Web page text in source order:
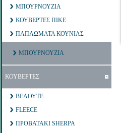
ΜΠΟΥΡΝΟΥΖΙΑ
ΚΟΥΒΕΡΤΕΣ ΠΙΚΕ
ΠΑΠΛΩΜΑΤΑ ΚΟΥΝΙΑΣ
ΜΠΟΥΡΝΟΥΖΙΑ
ΚΟΥΒΕΡΤΕΣ
ΒΕΛΟΥΤΕ
FLEECE
ΠΡΟΒΑΤΑΚΙ SHERPA